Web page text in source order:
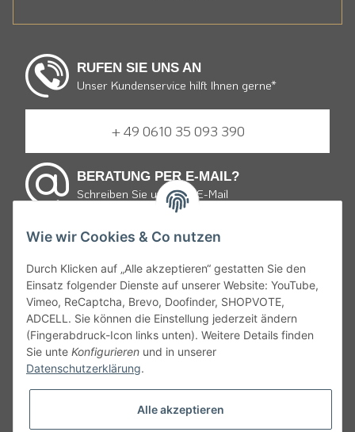
RUFEN SIE UNS AN
Unser Kundenservice hilft Ihnen gerne*
+ 49 0610 35 093 390
BERATUNG PER E-MAIL?
Schreiben Sie uns eine E-Mail
E-mail schreiben
* von Montag bis Freitag 9:30 bis 19:00 Uhr und Samstag
von 10:00 bis 15:00 Uhr zum Ortstarif.
Gemäß § 9 JuSchG dürfen Bier, Wein, weinähnliche Getränke
und Schaumwein sowie Mischungen mit diesen an Kinder und
werden. Daher appelieren wir an alle, ehrliche Angaben bei
Ihrem Alter zu machen denn Jugendlichen unter 18 Jahren ist es
Wie wir Cookies & Co nutzen
Durch Klicken auf „Alle akzeptieren“ gestatten Sie den
Einsatz folgender Dienste auf unserer Website: YouTube,
Vimeo, ReCaptcha, Brevo, Doofinder, SHOPVOTE,
ADCELL. Sie können die Einstellung jederzeit ändern
(Fingerabdruck-Icon links unten). Weitere Details finden
Sie unte Konfigurieren und in unserer
Datenschutzerklärung.
Alle akzeptieren